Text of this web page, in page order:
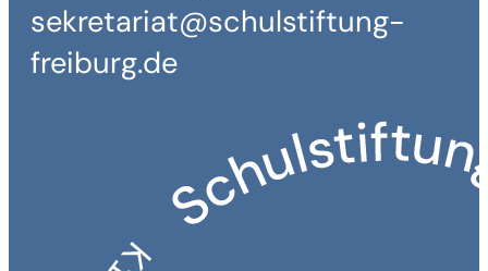
sekretariat@schulstiftung-
freiburg.de